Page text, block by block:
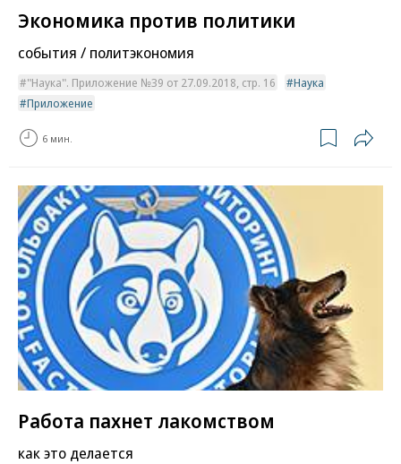
Экономика против политики
события / политэкономия
"Наука". Приложение №39 от 27.09.2018, стр. 16
Наука
Приложение
6 мин.
Работа пахнет лакомством
как это делается